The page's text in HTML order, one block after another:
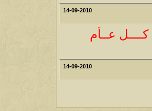
14-09-2010
كــــل عــأم
14-09-2010